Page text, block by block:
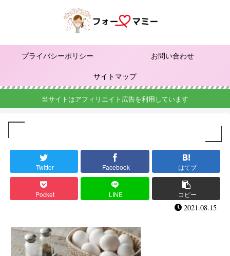
プライバシーポリシー
お問い合わせ
サイトマップ
当サイトはアフィリエイト広告を利用しています
Twitter Facebook はてブ
Pocket LINE コピー
2021.08.15